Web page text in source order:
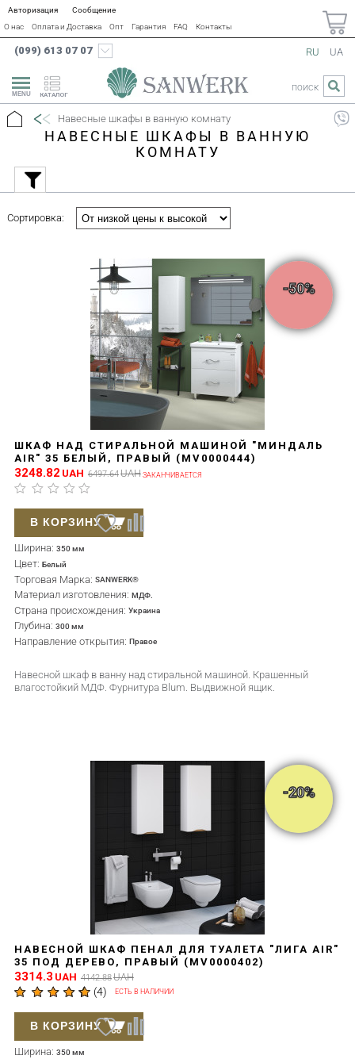
Авторизация
Сообщение
О нас
Оплата и Доставка Опт Гарантия FAQ Контакты
(099) 613 07 07
КАТАЛОГ
RU UA
ПОИСК
Навесные шкафы в ванную комнату
НАВЕСНЫЕ ШКАФЫ В ВАННУЮ
КОМНАТУ
Сортировка:
-50%
ШКАФ НАД СТИРАЛЬНОЙ МАШИНОЙ "МИНДАЛЬ
AIR" 35 БЕЛЫЙ, ПРАВЫЙ (MV0000444)
3248.82 UAH 6497.64UAH ЗАКАНЧИВАЕТСЯ
Ширина: 350 мм
Цвет: Белый
Торговая Марка: SANWERK®
Материал изготовления: МДФ.
Страна происхождения: Украина
Глубина: 300 мм
Направление открытия: Правое
Навесной шкаф в ванну над стиральной машиной. Крашенный
влагостойкий МДФ. Фурнитура Blum. Выдвижной ящик.
В КОРЗИНУ
-20%
НАВЕСНОЙ ШКАФ ПЕНАЛ ДЛЯ ТУАЛЕТА "ЛИГА AIR"
35 ПОД ДЕРЕВО, ПРАВЫЙ (MV0000402)
(4) ЕСТЬ В НАЛИЧИИ
3314.3 UAH 4142.88UAH
Ширина: 350 мм
В КОРЗИНУ